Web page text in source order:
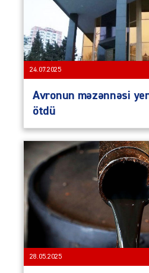
24.07.2025
Avronun məzənnəsi
ötdü
28.05.2025